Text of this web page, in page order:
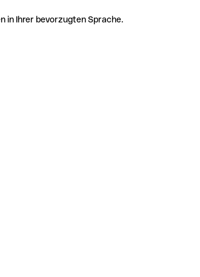
in Ihrer bevorzugten Sprache.